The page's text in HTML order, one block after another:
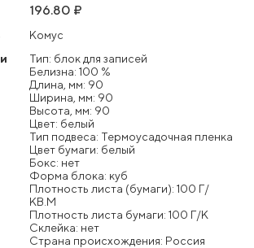
196.80 ₽
Комус
Тип: блок для записей
Белизна: 100 %
Длина, мм: 90
Ширина, мм: 90
Высота, мм: 90
Цвет: белый
Тип подвеса: Термоусадочная пленка
Цвет бумаги: белый
Бокс: нет
Форма блока: куб
Плотность листа (бумаги): 100 Г/
КВ.М
Плотность листа бумаги: 100 Г/К
Склейка: нет
Страна происхождения: Россия